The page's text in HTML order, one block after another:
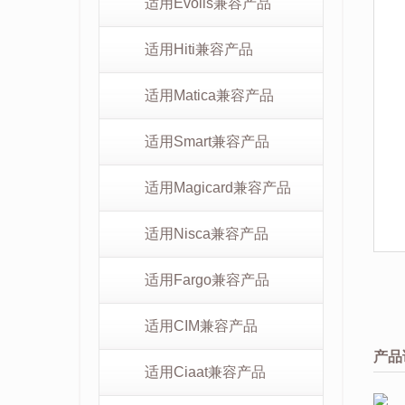
适用Evolis兼容产品
适用Hiti兼容产品
适用Matica兼容产品
适用Smart兼容产品
适用Magicard兼容产品
适用Nisca兼容产品
适用Fargo兼容产品
适用CIM兼容产品
适用Ciaat兼容产品
产